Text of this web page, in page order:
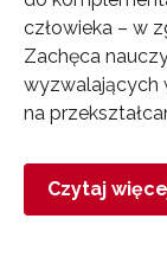
człowieka – w
Zachęca
wyzwalających
na
Czytaj